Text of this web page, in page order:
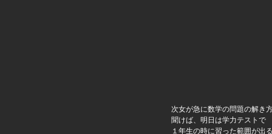
写
次女が急に数学の問題の解き
聞けば、明日は学力テストで
１年生の時に習った範囲が出